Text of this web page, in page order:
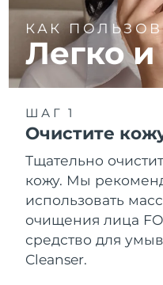
КАК
Легко
ШАГ 1
Очистите
Тщательно
кожу. Мы
использовать
очищения лица
средство для
Cleanser.